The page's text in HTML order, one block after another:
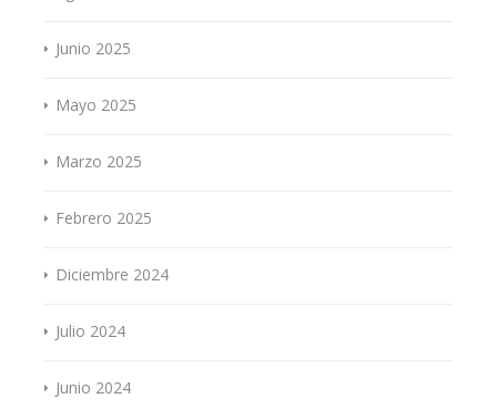
Junio 2025
Mayo 2025
Marzo 2025
Febrero 2025
Diciembre 2024
Julio 2024
Junio 2024